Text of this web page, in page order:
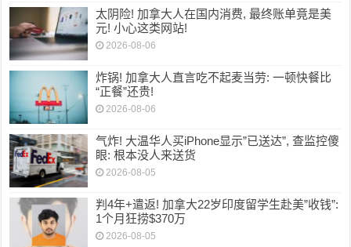
太阴险! 加拿大人在国内消费, 最终账单竟是美
元! 小心这类网站!
2026-08-06
炸锅! 加拿大人直言吃不起麦当劳: 一顿快餐比
“正餐”还贵!
2026-08-06
气炸! 大温华人买iPhone显示”已送达”, 查监控傻
眼: 根本没人来送货
2026-08-05
判4年+遣返! 加拿大22岁印度留学生赴美”收钱”:
1个月狂捞$370万
2026-08-05